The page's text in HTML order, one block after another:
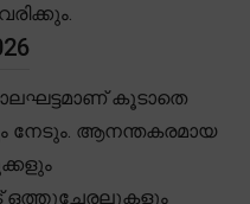
കൂടാതെ
നേടും. ആനന്തകരമായ
ഒത്തുചേരലുകളും